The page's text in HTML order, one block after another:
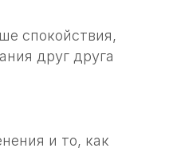
спокойствия,
друг друга
и то, как